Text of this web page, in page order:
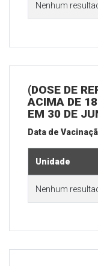
Nenhum
(DOSE DE
ACIMA DE
EM 30 DE
Data de
Unidade
Nenhum